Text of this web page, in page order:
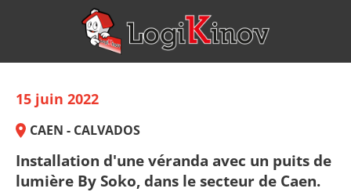
15 juin 2022
CAEN - CALVADOS
Installation d'une véranda avec un puits de
lumière By Soko, dans le secteur de Caen.